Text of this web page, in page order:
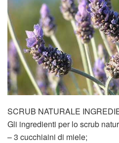
SCRUB NATURALE
Gli ingredienti per lo scrub
– 3 cucchiaini di miele;